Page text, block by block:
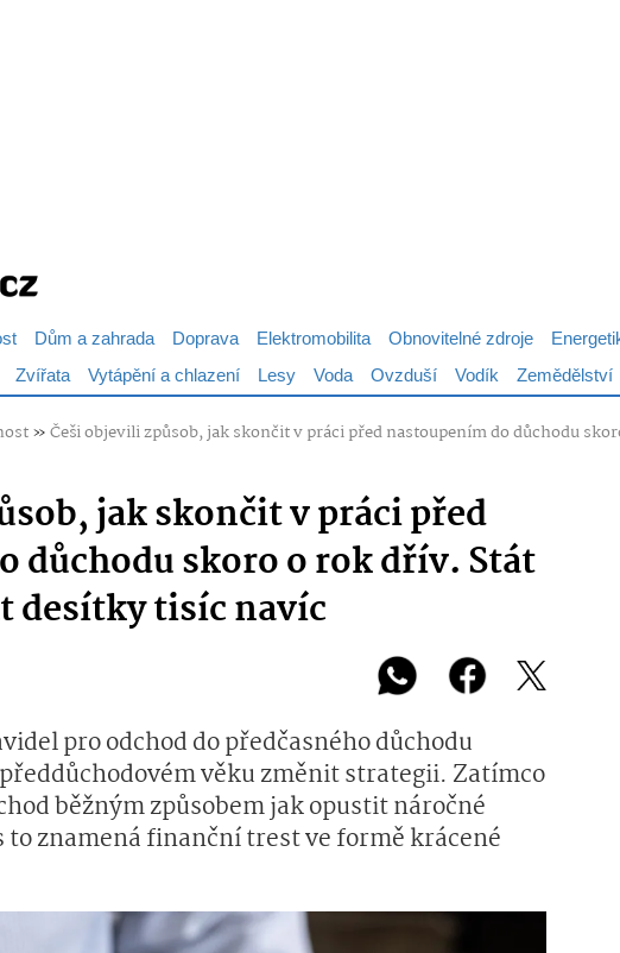
Dům a zahrada Doprava Elektromobilita Obnovitelné zdroje
Zvířata Vytápění a chlazení Lesy Voda Ovzduší Vodík Zemědělství
»Češi objevili způsob, jak skončit v práci před nastoupením do důchodu
jak skončit v práci před
důchodu skoro o rok dřív. Stát
desítky tisíc navíc
pro odchod do předčasného důchodu
věku změnit strategii. Zatímco
běžným způsobem jak opustit náročné
znamená finanční trest ve formě krácené